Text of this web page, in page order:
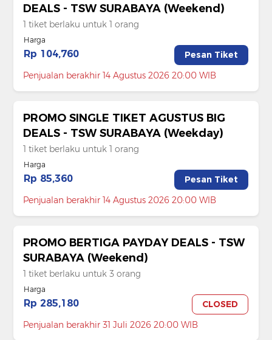
DEALS - TSW SURABAYA (Weekend)
1 tiket berlaku untuk 1 orang
Harga
Rp 104,760
Pesan Tiket
Penjualan berakhir 14 Agustus 2026 20:00 WIB
PROMO SINGLE TIKET AGUSTUS BIG
DEALS - TSW SURABAYA (Weekday)
1 tiket berlaku untuk 1 orang
Harga
Rp 85,360
Pesan Tiket
Penjualan berakhir 14 Agustus 2026 20:00 WIB
PROMO BERTIGA PAYDAY DEALS - TSW
SURABAYA (Weekend)
1 tiket berlaku untuk 3 orang
Harga
Rp 285,180
CLOSED
Penjualan berakhir 31 Juli 2026 20:00 WIB